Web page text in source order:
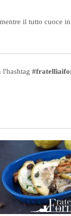
il tutto cuoce
l'hashtag